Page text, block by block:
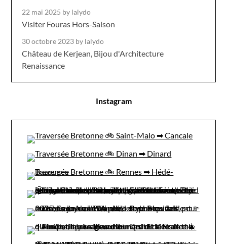
22 mai 2025 by lalydo
Visiter Fouras Hors-Saison
30 octobre 2023 by lalydo
Château de Kerjean, Bijou d'Architecture
Renaissance
Instagram